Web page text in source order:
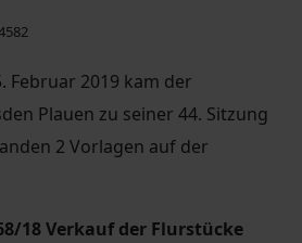
Februar 2019 kam der
Plauen zu seiner 44. Sitzung
2 Vorlagen auf der
18 Verkauf der Flurstücke